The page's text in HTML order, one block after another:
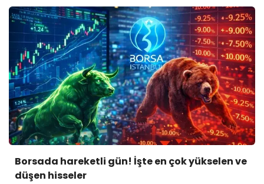
Borsada hareketli gün! İşte en çok yükselen ve
düşen hisseler